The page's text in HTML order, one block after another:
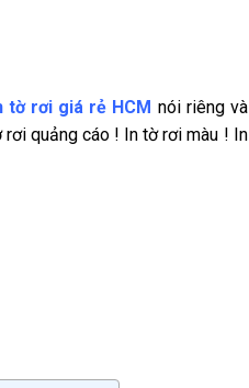
tờ rơi giá rẻ HCM nói riêng và
quảng cáo ! In tờ rơi màu ! In